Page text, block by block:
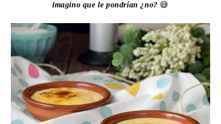
imagino que le pondrían ¿no? 😅